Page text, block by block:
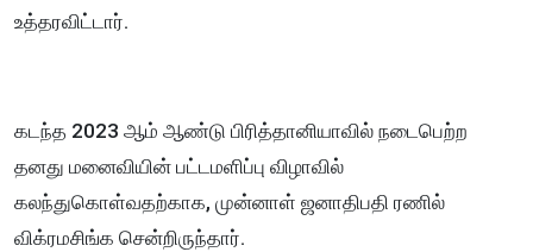
உத்தரவிட்டார்.
கடந்த 2023 ஆம் ஆண்டு பிரித்தானியாவில் நடைபெற்ற
தனது மனைவியின் பட்டமளிப்பு விழாவில்
கலந்துகொள்வதற்காக, முன்னாள் ஜனாதிபதி ரணில்
விக்ரமசிங்க சென்றிருந்தார்.